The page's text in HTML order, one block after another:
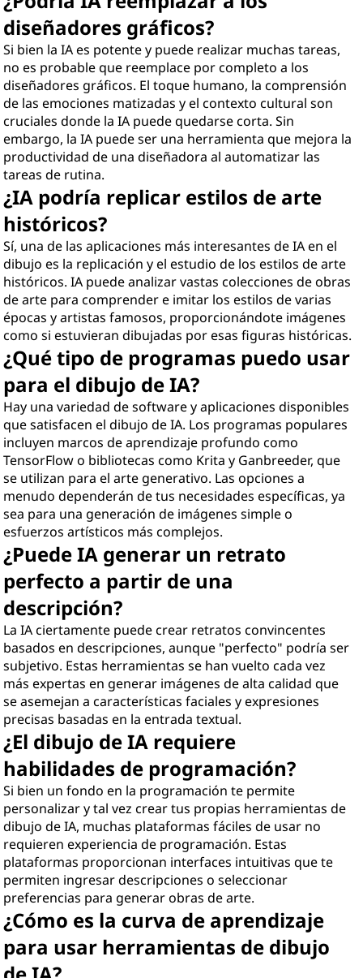
diseñadores gráficos?
Si bien la IA es potente y puede realizar muchas tareas,
no es probable que reemplace por completo a los
diseñadores gráficos. El toque humano, la comprensión
de las emociones matizadas y el contexto cultural son
cruciales donde la IA puede quedarse corta. Sin
embargo, la IA puede ser una herramienta que mejora la
productividad de una diseñadora al automatizar las
tareas de rutina.
¿IA podría replicar estilos de arte
históricos?
Sí, una de las aplicaciones más interesantes de IA en el
dibujo es la replicación y el estudio de los estilos de arte
históricos. IA puede analizar vastas colecciones de obras
de arte para comprender e imitar los estilos de varias
épocas y artistas famosos, proporcionándote imágenes
como si estuvieran dibujadas por esas figuras históricas.
¿Qué tipo de programas puedo usar
para el dibujo de IA?
Hay una variedad de software y aplicaciones disponibles
que satisfacen el dibujo de IA. Los programas populares
incluyen marcos de aprendizaje profundo como
TensorFlow o bibliotecas como Krita y Ganbreeder, que
se utilizan para el arte generativo. Las opciones a
menudo dependerán de tus necesidades específicas, ya
sea para una generación de imágenes simple o
esfuerzos artísticos más complejos.
¿Puede IA generar un retrato
perfecto a partir de una
descripción?
La IA ciertamente puede crear retratos convincentes
basados en descripciones, aunque "perfecto" podría ser
subjetivo. Estas herramientas se han vuelto cada vez
más expertas en generar imágenes de alta calidad que
se asemejan a características faciales y expresiones
precisas basadas en la entrada textual.
¿El dibujo de IA requiere
habilidades de programación?
Si bien un fondo en la programación te permite
personalizar y tal vez crear tus propias herramientas de
dibujo de IA, muchas plataformas fáciles de usar no
requieren experiencia de programación. Estas
plataformas proporcionan interfaces intuitivas que te
permiten ingresar descripciones o seleccionar
preferencias para generar obras de arte.
¿Cómo es la curva de aprendizaje
para usar herramientas de dibujo